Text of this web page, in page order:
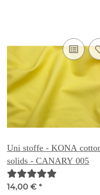
Uni stoffe - KONA
solids - CANARY 005
14,00 € *